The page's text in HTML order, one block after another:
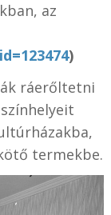
az
)
ráerőltetni
termekbe.